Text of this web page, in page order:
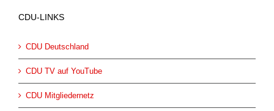
CDU-LINKS
CDU Deutschland
CDU TV auf YouTube
CDU Mitgliedernetz